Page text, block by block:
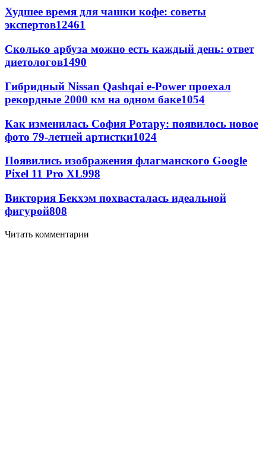
Худшее время для чашки кофе: советы
экспертов12461
Сколько арбуза можно есть каждый день: ответ
диетологов1490
Гибридный Nissan Qashqai e-Power проехал
рекордные 2000 км на одном баке1054
Как изменилась София Ротару: появилось новое
фото 79-летней артистки1024
Появились изображения флагманского Google
Pixel 11 Pro XL998
Виктория Бекхэм похвасталась идеальной
фигурой808
Читать комментарии